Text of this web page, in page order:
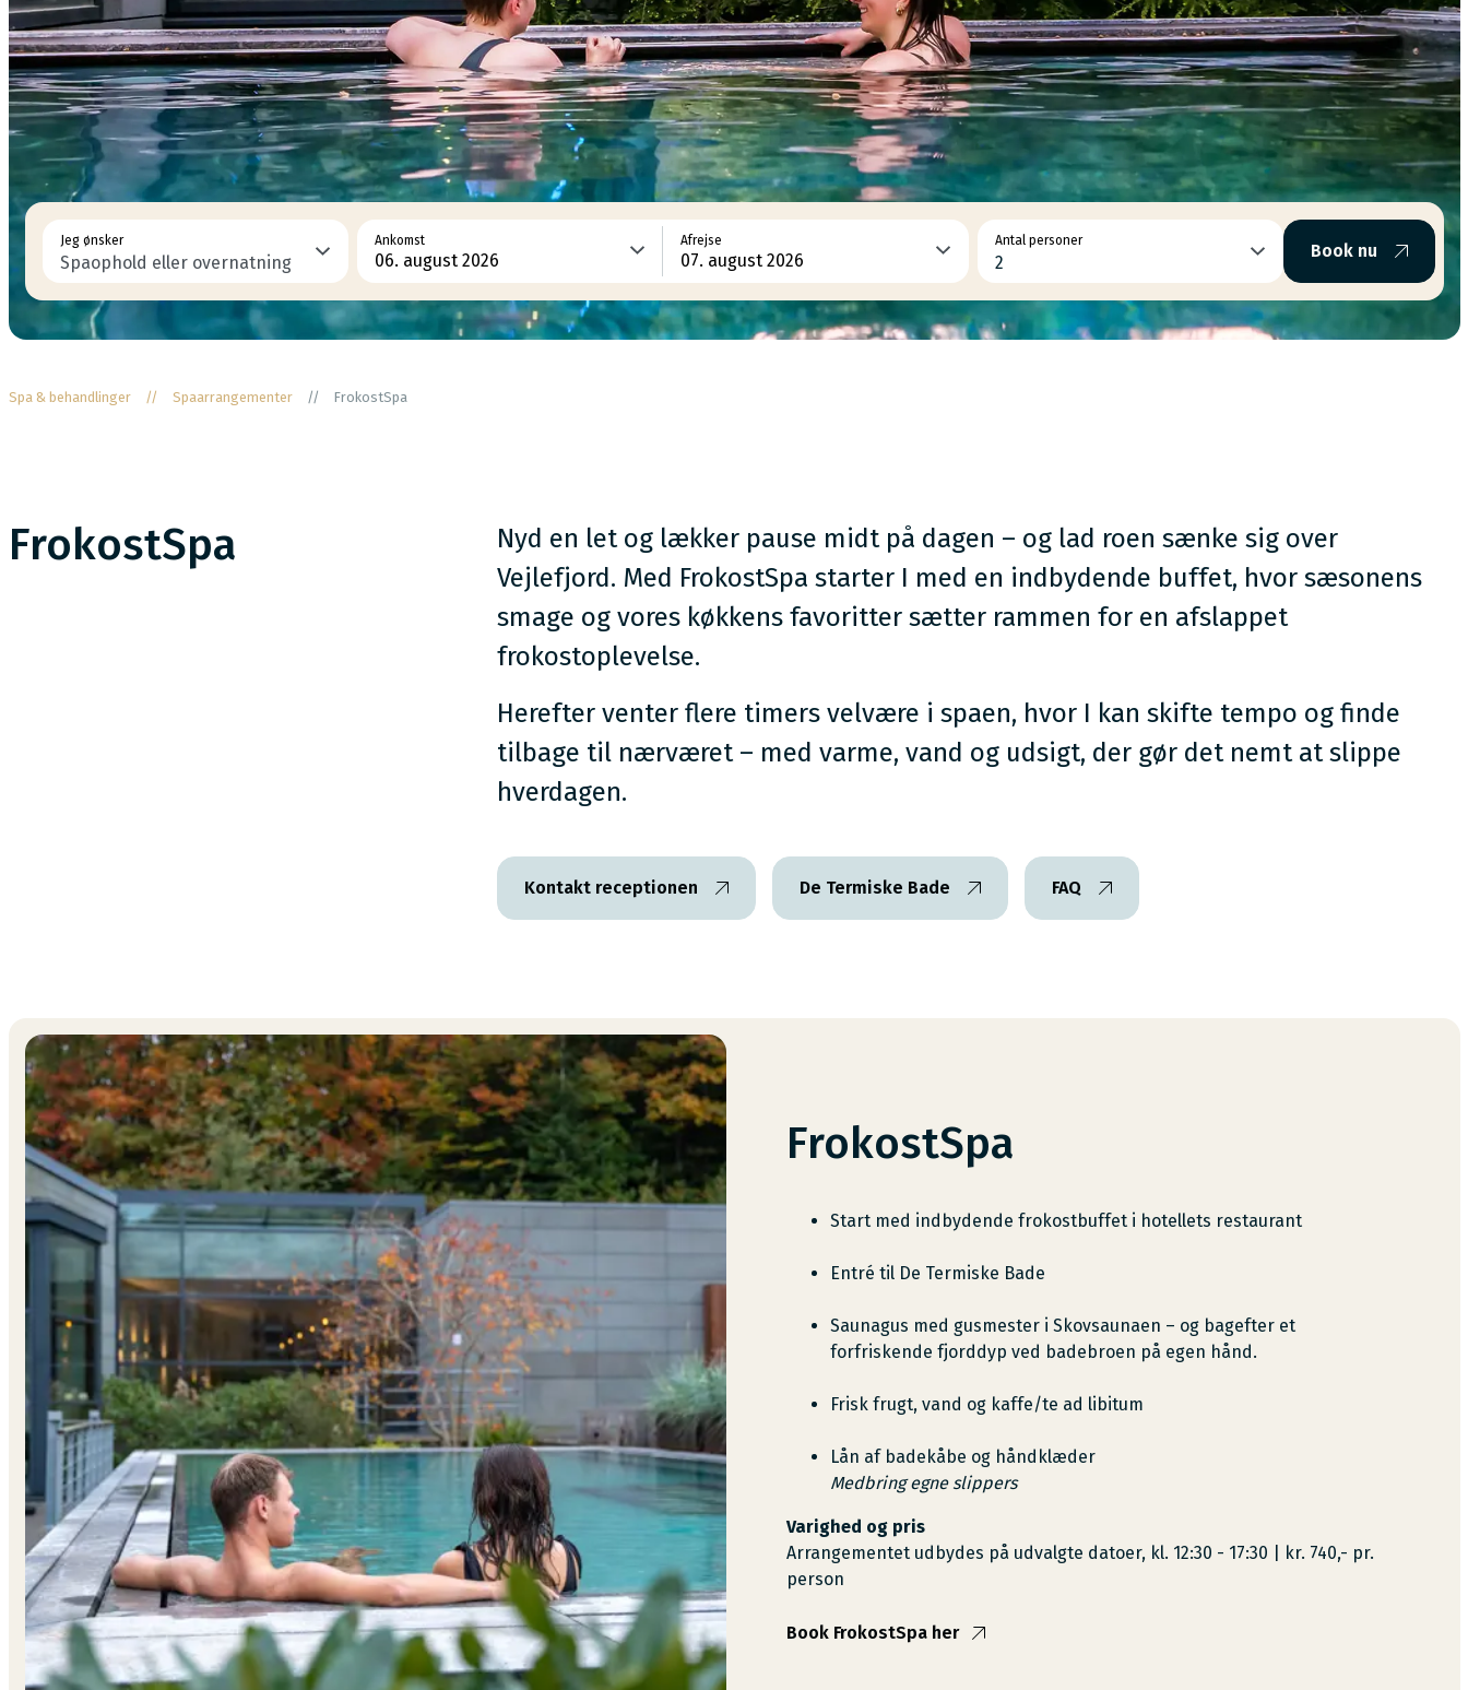
Jeg ønsker Ankomst Afrejse Antal personer
2
Book nu
Spa & behandlinger // Spaarrangementer // FrokostSpa
FrokostSpa
Nyd en let og lækker pause midt på dagen – og lad roen sænke sig over
Vejlefjord. Med FrokostSpa starter I med en indbydende buffet, hvor sæsonens
smage og vores køkkens favoritter sætter rammen for en afslappet
frokostoplevelse.
Herefter venter flere timers velvære i spaen, hvor I kan skifte tempo og finde
tilbage til nærværet – med varme, vand og udsigt, der gør det nemt at slippe
hverdagen.
Kontakt receptionen De Termiske Bade FAQ
FrokostSpa
Start med indbydende frokostbuffet i hotellets restaurant
Entré til De Termiske Bade
Saunagus med gusmester i Skovsaunaen – og bagefter et
forfriskende fjorddyp ved badebroen på egen hånd.
Frisk frugt, vand og kaffe/te ad libitum
Lån af badekåbe og håndklæder
Medbring egne slippers
Varighed og pris
Arrangementet udbydes på udvalgte datoer, kl. 12:30 - 17:30 | kr. 740,- pr.
person
Book FrokostSpa her